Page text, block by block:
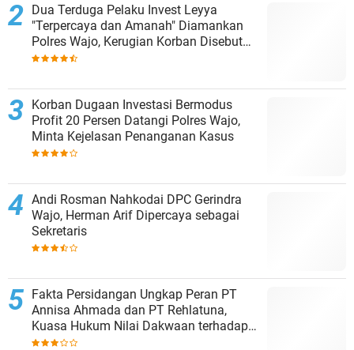
Dua Terduga Pelaku Invest Leyya
"Terpercaya dan Amanah" Diamankan
Polres Wajo, Kerugian Korban Disebut
Capai Rp8 Miliar
Korban Dugaan Investasi Bermodus
Profit 20 Persen Datangi Polres Wajo,
Minta Kejelasan Penanganan Kasus
Andi Rosman Nahkodai DPC Gerindra
Wajo, Herman Arif Dipercaya sebagai
Sekretaris
Fakta Persidangan Ungkap Peran PT
Annisa Ahmada dan PT Rehlatuna,
Kuasa Hukum Nilai Dakwaan terhadap
Asmar Lambo Tidak Berdasar